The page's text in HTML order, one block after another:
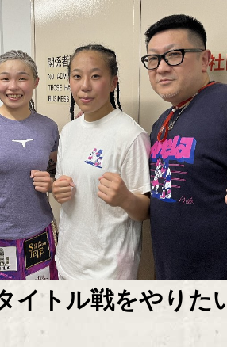
イトル戦をやりた